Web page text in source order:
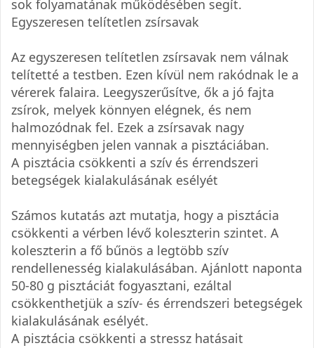
sok folyamatának működésében segít.
Egyszeresen telítetlen zsírsavak
Az egyszeresen telítetlen zsírsavak nem válnak
telítetté a testben. Ezen kívül nem rakódnak le a
vérerek falaira. Leegyszerűsítve, ők a jó fajta
zsírok, melyek könnyen elégnek, és nem
halmozódnak fel. Ezek a zsírsavak nagy
mennyiségben jelen vannak a pisztáciában.
A pisztácia csökkenti a szív és érrendszeri
betegségek kialakulásának esélyét
Számos kutatás azt mutatja, hogy a pisztácia
csökkenti a vérben lévő koleszterin szintet. A
koleszterin a fő bűnös a legtöbb szív
rendellenesség kialakulásában. Ajánlott naponta
50-80 g pisztáciát fogyasztani, ezáltal
csökkenthetjük a szív- és érrendszeri betegségek
kialakulásának esélyét.
A pisztácia csökkenti a stressz hatásait